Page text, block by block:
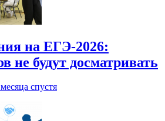
на ЕГЭ-2026:
не будут досматривать
спустя